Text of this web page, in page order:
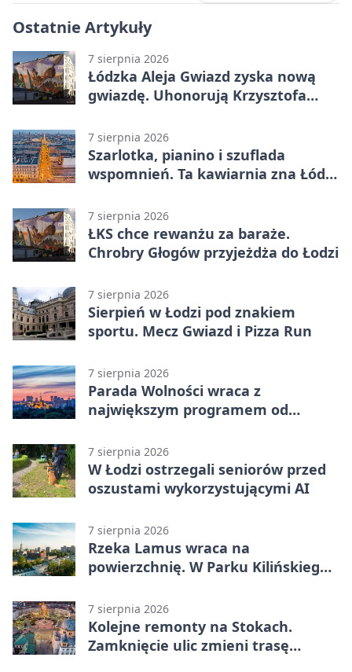
Ostatnie Artykuły
7 sierpnia 2026
Łódzka Aleja Gwiazd zyska nową
gwiazdę. Uhonorują Krzysztofa
7 sierpnia 2026
Szarlotka, pianino i szuflada
wspomnień. Ta kawiarnia zna Łódź
7 sierpnia 2026
ŁKS chce rewanżu za baraże.
Chrobry Głogów przyjeżdża do Łodzi
7 sierpnia 2026
Sierpień w Łodzi pod znakiem
sportu. Mecz Gwiazd i Pizza Run
7 sierpnia 2026
Parada Wolności wraca z
największym programem od
platform
7 sierpnia 2026
W Łodzi ostrzegali seniorów przed
oszustami wykorzystującymi AI
7 sierpnia 2026
Rzeka Lamus wraca na
powierzchnię. W Parku Kilińskiego
7 sierpnia 2026
Kolejne remonty na Stokach.
Zamknięcie ulic zmieni trasę